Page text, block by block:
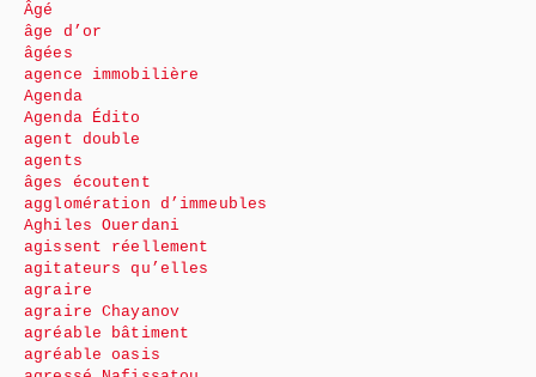
Âgé
âge d’or
âgées
agence immobilière
Agenda
Agenda Édito
agent double
agents
âges écoutent
agglomération d’immeubles
Aghiles Ouerdani
agissent réellement
agitateurs qu’elles
agraire
agraire Chayanov
agréable bâtiment
agréable oasis